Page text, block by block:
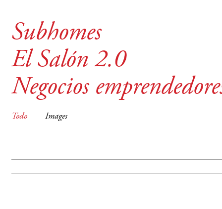
Subhomes
El Salón 2.0
Negocios
Todo Images